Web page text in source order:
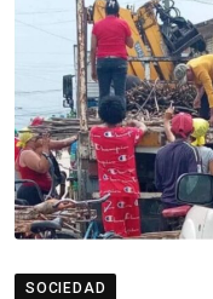
SOCIEDAD